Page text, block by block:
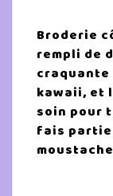
Broderie
rempli de
craquante
kawaii, et
soin pour
fais partie